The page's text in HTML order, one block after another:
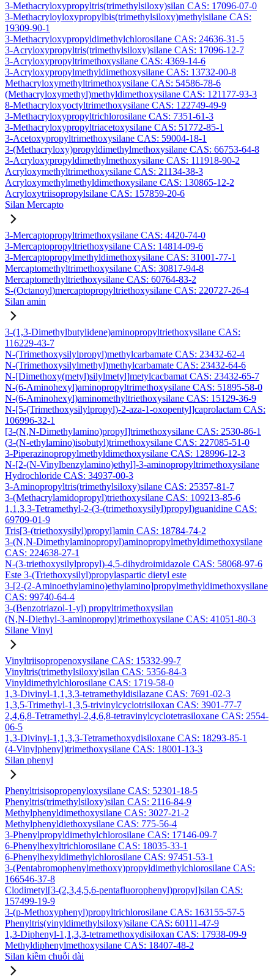
3-Methacryloxypropyltris(trimethylsiloxy)silan CAS: 17096-07-0
3-Methacryloyloxypropylbis(trimethylsiloxy)methylsilane CAS:
19309-90-1
3-Methacryloxypropyldimethylchlorosilane CAS: 24636-31-5
3-Acryloxypropyltris(trimethylsiloxy)silane CAS: 17096-12-7
3-Acryloxypropyltrimethoxysilane CAS: 4369-14-6
3-Acryloxypropylmethyldimethoxysilane CAS: 13732-00-8
Methacryloxymethyltrimethoxysilane CAS: 54586-78-6
(Methacryloxymethyl)methyldimethoxysilane CAS: 121177-93-3
8-Methacryloxyoctyltrimethoxysilane CAS: 122749-49-9
3-Methacryloxypropyltrichlorosilane CAS: 7351-61-3
3-Methacryloxypropyltriacetoxysilane CAS: 51772-85-1
3-Acetoxypropyltrimethoxysilane CAS: 59004-18-1
3-(Methacryloxy)propyldimethylmethoxysilane CAS: 66753-64-8
3-Acryloxypropyldimethylmethoxysilane CAS: 111918-90-2
Acryloxymethyltrimethoxysilane CAS: 21134-38-3
Acryloxymethylmethyldimethoxysilane CAS: 130865-12-2
Acryloxytriisopropylsilane CAS: 157859-20-6
Silan Mercapto
3-Mercaptopropyltrimethoxysilane CAS: 4420-74-0
3-Mercaptopropyltriethoxysilane CAS: 14814-09-6
3-Mercaptopropylmethyldimethoxysilane CAS: 31001-77-1
Mercaptomethyltrimethoxysilane CAS: 30817-94-8
Mercaptomethyltriethoxysilane CAS: 60764-83-2
S-(Octanoyl)mercaptopropyltriethoxysilane CAS: 220727-26-4
Silan amin
3-(1,3-Dimethylbutylidene)aminopropyltriethoxysilane CAS:
116229-43-7
N-(Trimethoxysilylpropyl)methylcarbamate CAS: 23432-62-4
N-(Trimethoxysilylmethyl)methylcarbamate CAS: 23432-64-6
N-[Dimethoxy(metyl)silylmetyl]metylcacbamat CAS: 23432-65-7
N-(6-Aminohexyl)aminopropyltrimethoxysilane CAS: 51895-58-0
N-(6-Aminohexyl)aminomethyltriethoxysilane CAS: 15129-36-9
N-[5-(Trimethoxysilylpropyl)-2-aza-1-oxopentyl]caprolactam CAS:
106996-32-1
[3-(N,N-Dimethylamino)propyl]trimethoxysilane CAS: 2530-86-1
(3-(N-ethylamino)isobutyl)trimethoxysilane CAS: 227085-51-0
3-Piperazinopropylmethyldimethoxysilane CAS: 128996-12-3
N-[2-(N-Vinylbenzylamino)ethyl]-3-aminopropyltrimethoxysilane
Hydrochloride CAS: 34937-00-3
3-Aminopropyltris(trimethylsiloxy)silane CAS: 25357-81-7
3-(Methacrylamidopropyl)triethoxysilane CAS: 109213-85-6
1,1,3,3-Tetramethyl-2-(3-(trimethoxysilyl)propyl)guanidine CAS:
69709-01-9
Tris[3-(triethoxysilyl)propyl]amin CAS: 18784-74-2
3-(N,N-Dimethylaminopropyl)aminopropylmethyldimethoxysilane
CAS: 224638-27-1
N-(3-triethoxysilylpropyl)-4,5-dihydroimidazole CAS: 58068-97-6
Este 3-(Triethoxysilyl)propylaspartic dietyl este
3-[2-(2-Aminoethylamino)ethylamino]propylmethyldimethoxysilane
CAS: 99740-64-4
3-(Benzotriazol-1-yl) propyltrimethoxysilan
(N,N-Diethyl-3-aminopropyl)trimethoxysilane CAS: 41051-80-3
Silane Vinyl
Vinyltriisopropenoxysilane CAS: 15332-99-7
Vinyltris(trimethylsiloxy)silan CAS: 5356-84-3
Vinyldimethylchlorosilane CAS: 1719-58-0
1,3-Divinyl-1,1,3,3-tetramethyldisilazane CAS: 7691-02-3
1,3,5-Trimethyl-1,3,5-trivinylcyclotrisiloxan CAS: 3901-77-7
2,4,6,8-Tetramethyl-2,4,6,8-tetravinylcyclotetrasiloxane CAS: 2554-
06-5
1,3-Divinyl-1,1,3,3-Tetramethoxydisiloxane CAS: 18293-85-1
(4-Vinylphenyl)trimethoxysilane CAS: 18001-13-3
Silan phenyl
Phenyltrisisopropenyloxysilane CAS: 52301-18-5
Phenyltris(trimethylsiloxy)silan CAS: 2116-84-9
Methylphenyldimethoxysilane CAS: 3027-21-2
Methylphenyldiethoxysilane CAS: 775-56-4
3-Phenylpropyldimethylchlorosilane CAS: 17146-09-7
6-Phenylhexyltrichlorosilane CAS: 18035-33-1
6-Phenylhexyldimethylchlorosilane CAS: 97451-53-1
3-(Pentabromophenylmethoxy)propyldimethylchlorosilane CAS:
166546-37-8
Clodimetyl[3-(2,3,4,5,6-pentafluorophenyl)propyl]silan CAS:
157499-19-9
3-(p-Methoxyphenyl)propyltrichlorosilane CAS: 163155-57-5
Phenyltris(vinyldimethylsiloxy)silane CAS: 60111-47-9
1,3-Diphenyl-1,1,3,3-tetramethoxydisiloxan CAS: 17938-09-9
Methyldiphenylmethoxysilane CAS: 18407-48-2
Silan kiềm chuỗi dài